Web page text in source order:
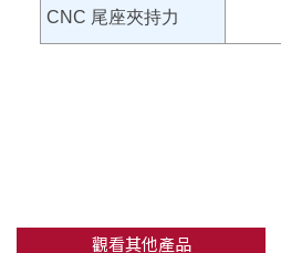
CNC 尾座夾持力
觀看其他產品